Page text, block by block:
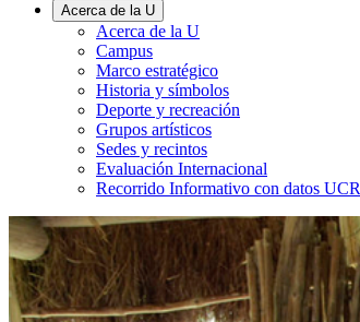
Acerca de la U
Acerca de la U
Campus
Marco estratégico
Historia y símbolos
Deporte y recreación
Grupos artísticos
Sedes y recintos
Evaluación Internacional
Recorrido Informativo con datos UCR